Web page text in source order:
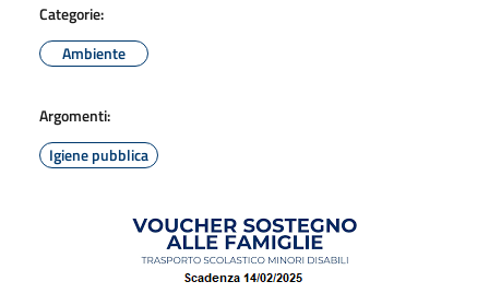
Categorie:
Ambiente
Argomenti:
Igiene pubblica